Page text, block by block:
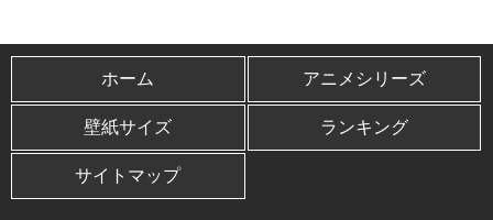
ホーム アニメシリーズ
壁紙サイズ ランキング
サイトマップ